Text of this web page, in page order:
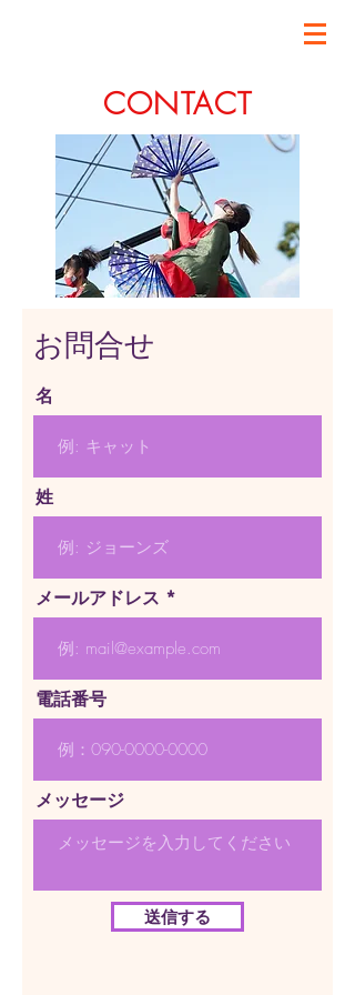
​CONTACT
お問合せ
名
姓
メールアドレス
電話番号
メッセージ
送信する